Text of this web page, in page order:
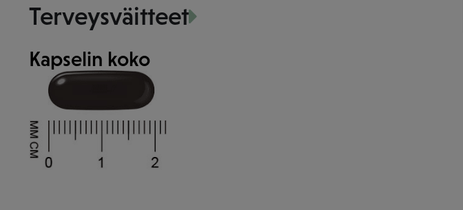
Terveysväitteet
Kapselin koko